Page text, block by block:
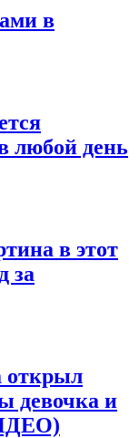
в
любой день
в этот
за
открыл
девочка и